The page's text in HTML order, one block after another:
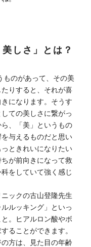
しさ」とは？
ものがあって、その美
りすると、それが喜
になります。そうす
ての美しさに繋がっ
、「美」というもの
与えるものだと思い
ときれいになりたい
が前向きになって救
をしていて強く感じ
ックの古山登隆先生
ルッキング」といっ
。ヒアルロン酸やボ
ることができます。
方は、見た目の年齢